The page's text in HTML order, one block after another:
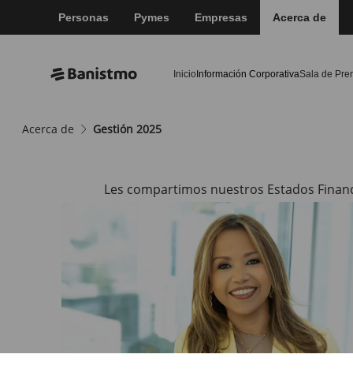
Personas Pymes Empresas Acerca de
Inicio Información CorporativaSala de
Acerca de arrow2-right Gestión 2025
Les compartimos nuestros Estados